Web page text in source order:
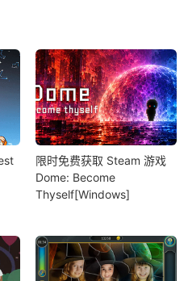
限时免费获取 Steam 游戏
Dome: Become
Thyself[Windows]